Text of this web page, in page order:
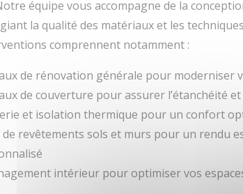
équipe vous accompagne de la
la qualité des matériaux et les
comprennent notamment :
de rénovation générale pour moderniser
de couverture pour assurer l’étanchéité
et isolation thermique pour un confort
de revêtements sols et murs pour un rendu
intérieur pour optimiser vos